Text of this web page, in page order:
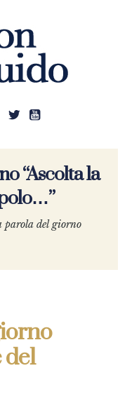
“Ascolta la
parola del giorno
del